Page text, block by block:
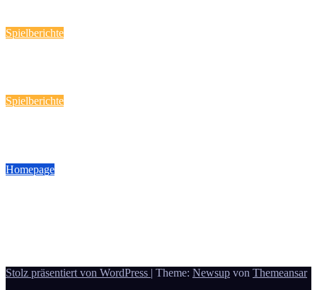
Spielberichte
Spielberichte
Homepage
Stolz präsentiert von WordPress | Theme: Newsup von Themeansar